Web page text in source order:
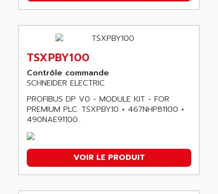
TSXPBY100
Contrôle commande
SCHNEIDER ELECTRIC
PROFIBUS DP V0 - MODULE KIT - FOR
PREMIUM PLC. TSXPBY10 + 467NHP81100 +
490NAE91100..
VOIR LE PRODUIT